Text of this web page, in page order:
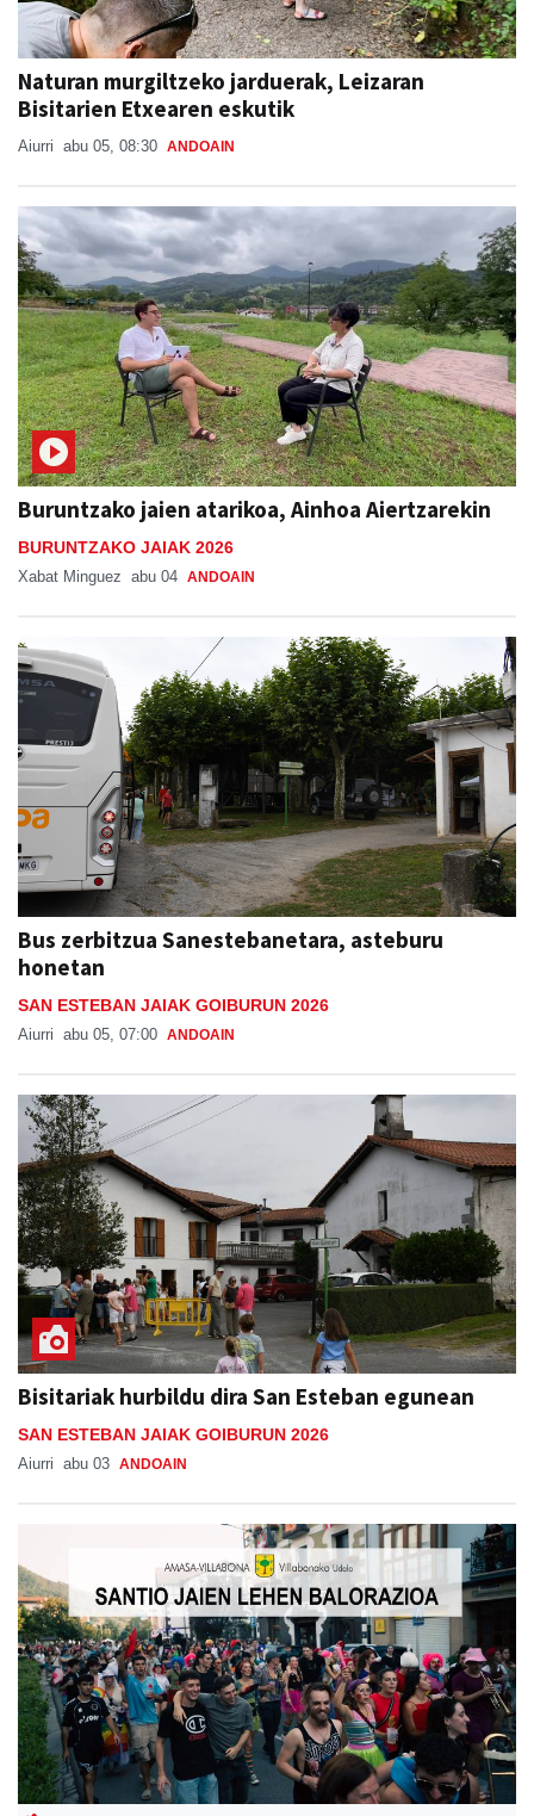
Naturan murgiltzeko jarduerak, Leizaran
Bisitarien Etxearen eskutik
Aiurri abu 05, 08:30 ANDOAIN
Buruntzako jaien atarikoa, Ainhoa Aiertzarekin
BURUNTZAKO JAIAK 2026
Xabat Minguez abu 04 ANDOAIN
Bus zerbitzua Sanestebanetara, asteburu
honetan
SAN ESTEBAN JAIAK GOIBURUN 2026
Aiurri abu 05, 07:00 ANDOAIN
Bisitariak hurbildu dira San Esteban egunean
SAN ESTEBAN JAIAK GOIBURUN 2026
Aiurri abu 03 ANDOAIN